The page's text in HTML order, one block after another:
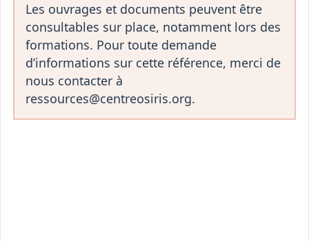
Les ouvrages et documents peuvent être
consultables sur place, notamment lors des
formations. Pour toute demande
d’informations sur cette référence, merci de
nous contacter à
ressources@centreosiris.org.